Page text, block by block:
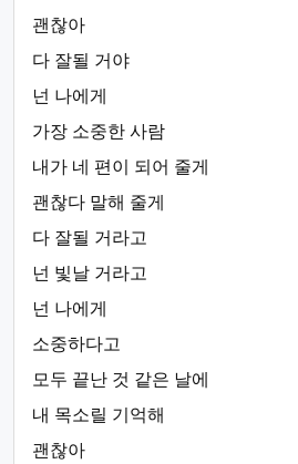
괜찮아
다 잘될 거야
넌 나에게
가장 소중한 사람
내가 네 편이 되어 줄게
괜찮다 말해 줄게
다 잘될 거라고
넌 빛날 거라고
넌 나에게
소중하다고
모두 끝난 것 같은 날에
내 목소릴 기억해
괜찮아